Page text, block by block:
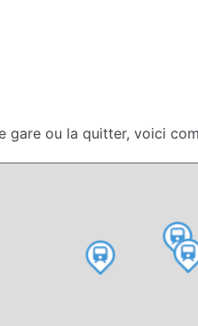
gare ou la quitter, voici